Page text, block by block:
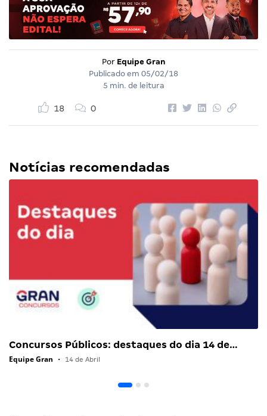
Por Equipe Gran
Publicado em 05/02/18
5 min. de leitura
18 0
Notícias recomendadas
Concursos Públicos: destaques do dia 14 de…
Equipe Gran • 14 de Abril